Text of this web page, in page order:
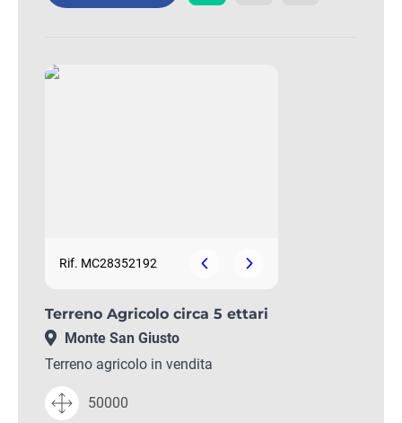
Rif. MC28352192
Terreno Agricolo circa 5 ettari
Monte San Giusto
Terreno agricolo in vendita
50000